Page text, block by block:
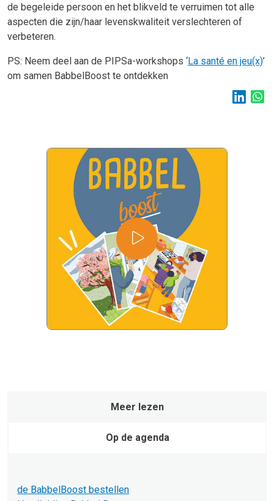
de begeleide persoon en het blikveld te verruimen tot alle
aspecten die zijn/haar levenskwaliteit verslechteren of
verbeteren.
PS: Neem deel aan de PIPSa-workshops ‘La santé en jeu(x)’
om samen BabbelBoost te ontdekken
Meer lezen
Op de agenda
de BabbelBoost bestellen